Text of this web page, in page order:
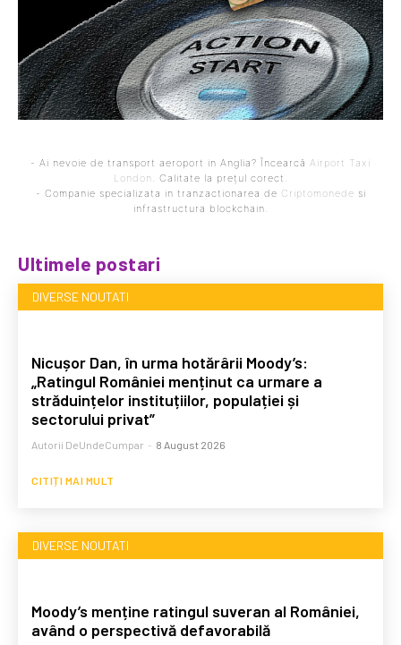
- Ai nevoie de transport aeroport in Anglia? Încearcă Airport Taxi
London
. Calitate la prețul corect.
- Companie specializata in tranzactionarea de Criptomonede si
infrastructura blockchain.
Ultimele postari
DIVERSE NOUTATI
Nicușor Dan, în urma hotărârii Moody’s:
„Ratingul României menținut ca urmare a
străduințelor instituțiilor, populației și
sectorului privat”
Autorii DeUndeCumpar - 8 August 2026
CITIȚI MAI MULT
DIVERSE NOUTATI
Moody’s menține ratingul suveran al României,
având o perspectivă defavorabilă